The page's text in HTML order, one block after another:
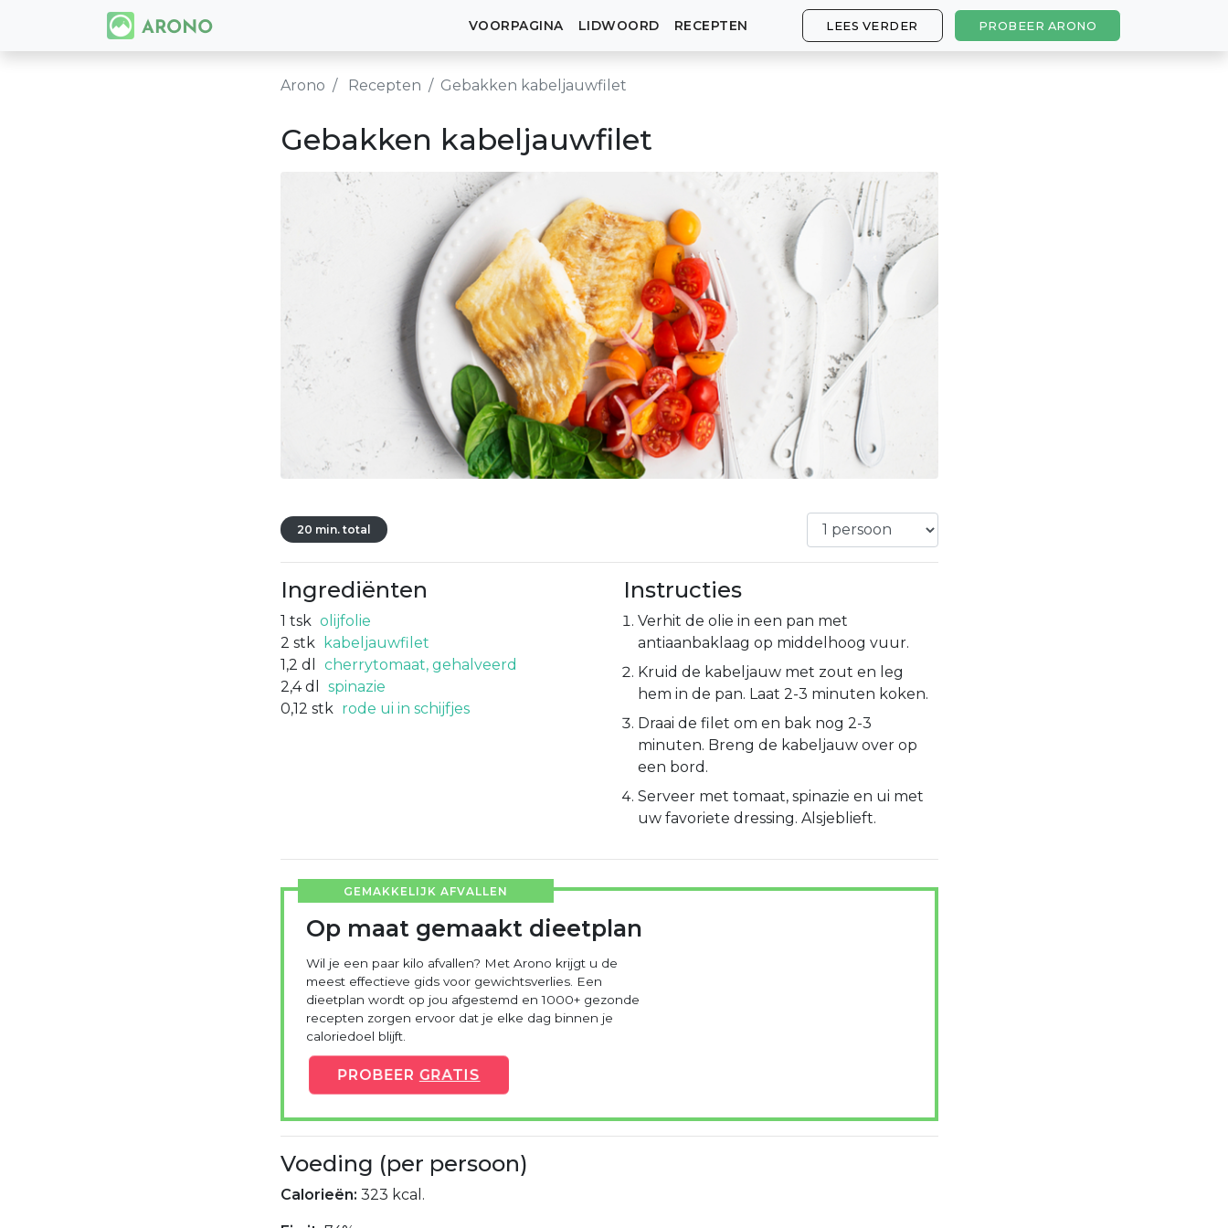
VOORPAGINA LIDWOORD RECEPTEN LEES VERDER PROBEER ARONO
Arono Recepten Gebakken kabeljauwfilet
Gebakken kabeljauwfilet
20 min. total
Ingrediënten
1 tsk olijfolie
2 stk
kabeljauwfilet
1,2 dl
cherrytomaat, gehalveerd
2,4 dl
spinazie
0,12 stk rode ui in schijfjes
Instructies
Verhit de olie in een pan met
antiaanbaklaag op middelhoog vuur.
Kruid de kabeljauw met zout en leg
hem in de pan. Laat 2-3 minuten koken.
Draai de filet om en bak nog 2-3
minuten. Breng de kabeljauw over op
een bord.
Serveer met tomaat, spinazie en ui met
uw favoriete dressing. Alsjeblieft.
GEMAKKELIJK AFVALLEN
Op maat gemaakt dieetplan
Wil je een paar kilo afvallen? Met Arono krijgt u de
meest effectieve gids voor gewichtsverlies. Een
dieetplan wordt op jou afgestemd en 1000+ gezonde
recepten zorgen ervoor dat je elke dag binnen je
caloriedoel blijft.
PROBEER GRATIS
Voeding (per persoon)
Calorieën: 323 kcal.